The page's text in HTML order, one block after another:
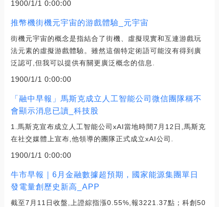
1900/1/1 0:00:00
推幣機街機元宇宙的游戲體驗_元宇宙
街機元宇宙的概念是指結合了街機、虛擬現實和互連游戲玩
法元素的虛擬游戲體驗。雖然這個特定術語可能沒有得到廣
泛認可,但我可以提供有關更廣泛概念的信息.
1900/1/1 0:00:00
「融中早報」馬斯克成立人工智能公司微信團隊稱不
會顯示消息已讀_科技股
1.馬斯克宣布成立人工智能公司xAI當地時間7月12日,馬斯克
在社交媒體上宣布,他領導的團隊正式成立xAI公司.
1900/1/1 0:00:00
牛市早報｜6月金融數據超預期，國家能源集團單日
發電量創歷史新高_APP
截至7月11日收盤,上證綜指漲0.55%,報3221.37點；科創50